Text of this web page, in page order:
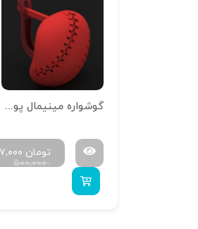
گوشواره مینیمال پوست خور تمام آینه G-M-P-10
۵۰۰,۰۰۰
تومان